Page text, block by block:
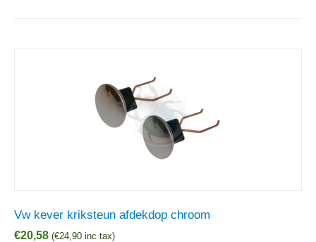
Vw kever kriksteun afdekdop chroom
€20,58 (€24,90 inc tax)